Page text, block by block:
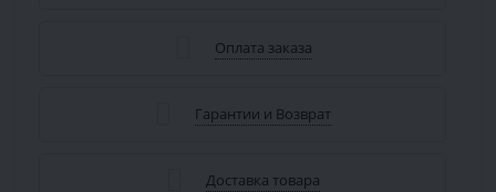
Оплата заказа
Гарантии и Возврат
Доставка товара